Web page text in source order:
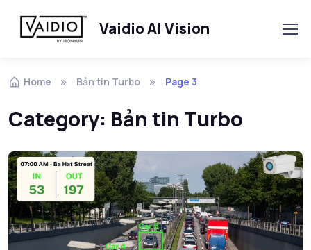
Skip to navigation
Skip to content Vaidio AI Vision
Home Bản tin Turbo Page 3
Category: Bản tin Turbo